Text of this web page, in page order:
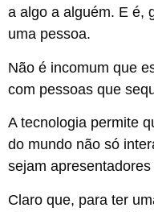
a algo a alguém. E é,
uma pessoa.
Não é incomum que
com pessoas que
A tecnologia permite
do mundo não só
sejam
Claro que, para ter